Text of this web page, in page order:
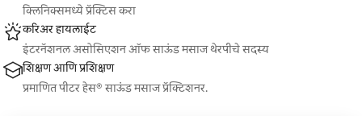
क्लिनिक्समध्ये प्रॅक्टिस करा
करिअर हायलाईट
इंटरनॅशनल असोसिएशन ऑफ साऊंड मसाज थेरपीचे सदस्य
शिक्षण आणि प्रशिक्षण
प्रमाणित पीटर हेस® साऊंड मसाज प्रॅक्टिशनर.